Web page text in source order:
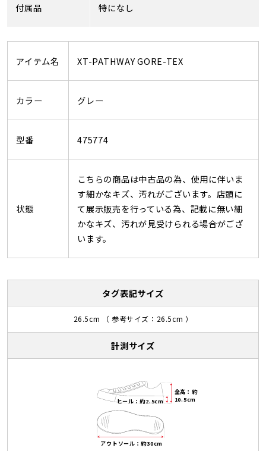
付属品 特になし
アイテム名 XT-PATHWAY GORE-TEX
カラー グレー
型番 475774
状態
こちらの商品は中古品の為、使用に伴いま
す細かなキズ、汚れがございます。店頭に
て展示販売を行っている為、記載に無い細
かなキズ、汚れが見受けられる場合がござ
います。
タグ表記サイズ
26.5cm （ 参考サイズ：26.5cm ）
計測サイズ
全高：約
10.5cm
ヒール：約2.5cm
アウトソール：約30cm